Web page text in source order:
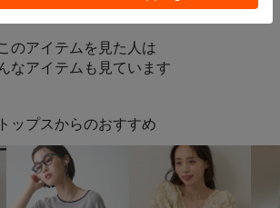
のアイテムを見た人は
なアイテムも見ています
トップスからのおすすめ